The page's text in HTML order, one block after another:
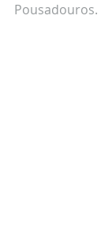
Pousadouros.